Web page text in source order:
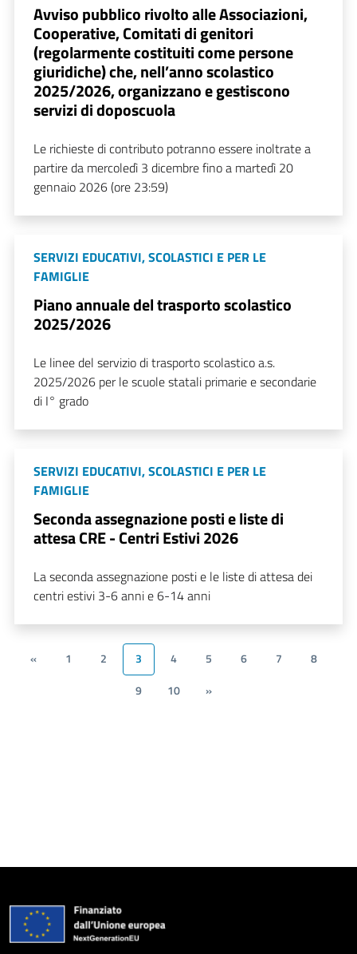
Avviso pubblico rivolto alle Associazioni,
Cooperative, Comitati di genitori
(regolarmente costituiti come persone
giuridiche) che, nell’anno scolastico
2025/2026, organizzano e gestiscono
servizi di doposcuola
Le richieste di contributo potranno essere inoltrate a
partire da mercoledì 3 dicembre fino a martedì 20
gennaio 2026 (ore 23:59)
SERVIZI EDUCATIVI, SCOLASTICI E PER LE
FAMIGLIE
Piano annuale del trasporto scolastico
2025/2026
Le linee del servizio di trasporto scolastico a.s.
2025/2026 per le scuole statali primarie e secondarie
di I° grado
SERVIZI EDUCATIVI, SCOLASTICI E PER LE
FAMIGLIE
Seconda assegnazione posti e liste di
attesa CRE - Centri Estivi 2026
La seconda assegnazione posti e le liste di attesa dei
centri estivi 3-6 anni e 6-14 anni
« 1 2 3 4 5 6 7
8
9
10 »